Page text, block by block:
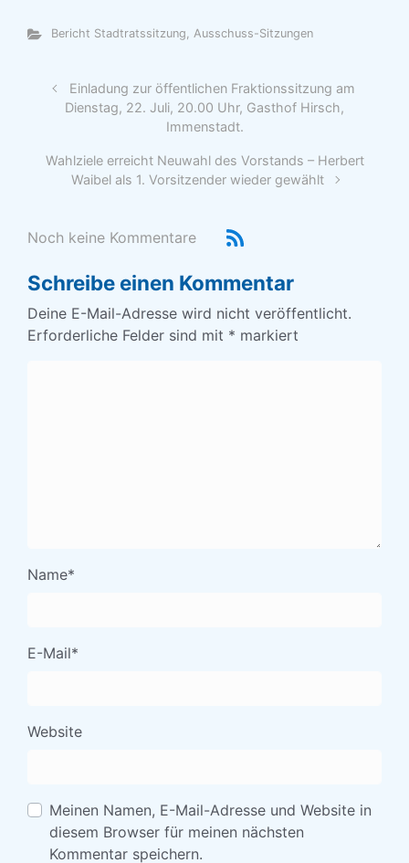
Bericht Stadtratssitzung, Ausschuss-Sitzungen
Einladung zur öffentlichen Fraktionssitzung am
Dienstag, 22. Juli, 20.00 Uhr, Gasthof Hirsch,
Immenstadt.
Wahlziele erreicht Neuwahl des Vorstands – Herbert
Waibel als 1. Vorsitzender wieder gewählt
Noch keine Kommentare
Schreibe einen Kommentar
Deine E-Mail-Adresse wird nicht veröffentlicht.
Erforderliche Felder sind mit * markiert
Name*
E-Mail*
Website
Meinen Namen, E-Mail-Adresse und Website in
diesem Browser für meinen nächsten
Kommentar speichern.